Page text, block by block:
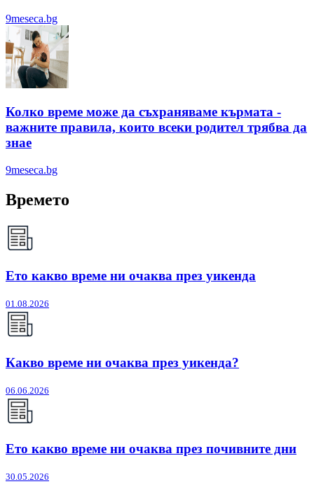
9meseca.bg
Колко време може да съхраняваме кърмата -
важните правила, които всеки родител трябва да
знае
9meseca.bg
Времето
Ето какво време ни очаква през уикенда
01.08.2026
Какво време ни очаква през уикенда?
06.06.2026
Ето какво време ни очаква през почивните дни
30.05.2026